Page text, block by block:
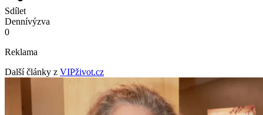
Sdílet
Dennívýzva
0
Reklama
Další články z VIPživot.cz